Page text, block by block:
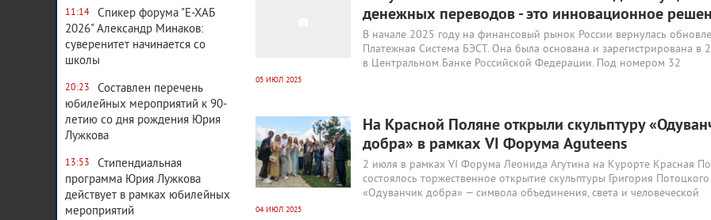
11:14
Спикер форума "Е-ХАБ
2026" Александр Минаков:
суверенитет начинается со
школы
20:23
Составлен перечень
юбилейных мероприятий к 90-
летию со дня рождения Юрия
Лужкова
13:53
Стипендиальная
программа Юрия Лужкова
действует в рамках юбилейных
мероприятий
денежных переводов - это инновационное
В начале 2025 году на финансовый рынок России вернулась
Платежная Система БЭСТ. Она была основана и зарегистрирована в
в Центральном Банке Российской Федерации. Под номером 32
05 ИЮЛ 2025
На Красной Поляне открыли скульптуру
добра» в рамках VI Форума Aguteens
2 июля в рамках VI Форума Леонида Агутина на Курорте Красная
состоялось торжественное открытие скульптуры Григория Потоцкого
«Одуванчик добра» — символа объединения, света и человеческой
04 ИЮЛ 2025